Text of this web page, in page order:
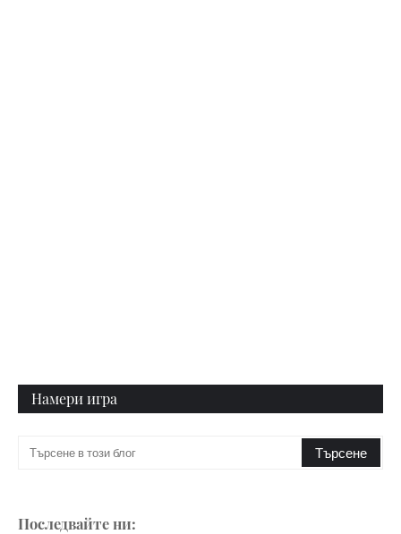
Намери игра
Последвайте ни: